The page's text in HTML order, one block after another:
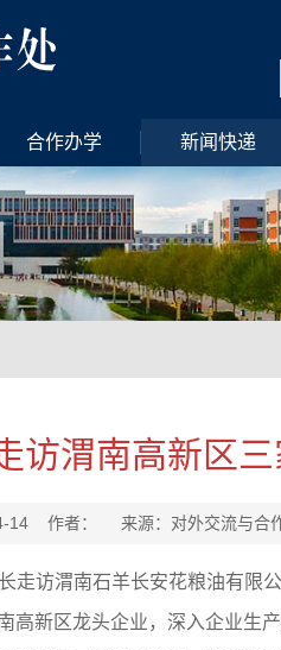
合作办学 新闻快递
访渭南高新区
14 作者： 来源：对外交流与合
走访渭南石羊长安花粮油有限
高新区龙头企业，深入企业生